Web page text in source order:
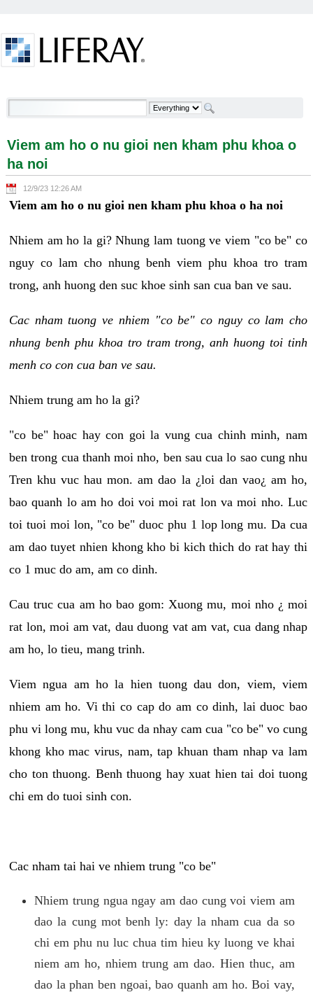
Viem am ho o nu gioi nen kham phu khoa o ha noi -
Viem am ho o nu gioi nen kham phu khoa o
ha noi
12/9/23 12:26 AM
Viem am ho o nu gioi nen kham phu khoa o ha noi
Nhiem am ho la gi? Nhung lam tuong ve viem "co be" co
nguy co lam cho nhung benh viem phu khoa tro tram
trong, anh huong den suc khoe sinh san cua ban ve sau.
Cac nham tuong ve nhiem "co be" co nguy co lam cho
nhung benh phu khoa tro tram trong, anh huong toi tinh
menh co con cua ban ve sau.
Nhiem trung am ho la gi?
"co be" hoac hay con goi la vung cua chinh minh, nam
ben trong cua thanh moi nho, ben sau cua lo sao cung nhu
Tren khu vuc hau mon. am dao la ¿loi dan vao¿ am ho,
bao quanh lo am ho doi voi moi rat lon va moi nho. Luc
toi tuoi moi lon, "co be" duoc phu 1 lop long mu. Da cua
am dao tuyet nhien khong kho bi kich thich do rat hay thi
co 1 muc do am, am co dinh.
Cau truc cua am ho bao gom: Xuong mu, moi nho ¿ moi
rat lon, moi am vat, dau duong vat am vat, cua dang nhap
am ho, lo tieu, mang trinh.
Viem ngua am ho la hien tuong dau don, viem, viem
nhiem am ho. Vi thi co cap do am co dinh, lai duoc bao
phu vi long mu, khu vuc da nhay cam cua "co be" vo cung
khong kho mac virus, nam, tap khuan tham nhap va lam
cho ton thuong. Benh thuong hay xuat hien tai doi tuong
chi em do tuoi sinh con.
Cac nham tai hai ve nhiem trung "co be"
Nhiem trung ngua ngay am dao cung voi viem am
dao la cung mot benh ly: day la nham cua da so
chi em phu nu luc chua tim hieu ky luong ve khai
niem am ho, nhiem trung am dao. Hien thuc, am
dao la phan ben ngoai, bao quanh am ho. Boi vay,